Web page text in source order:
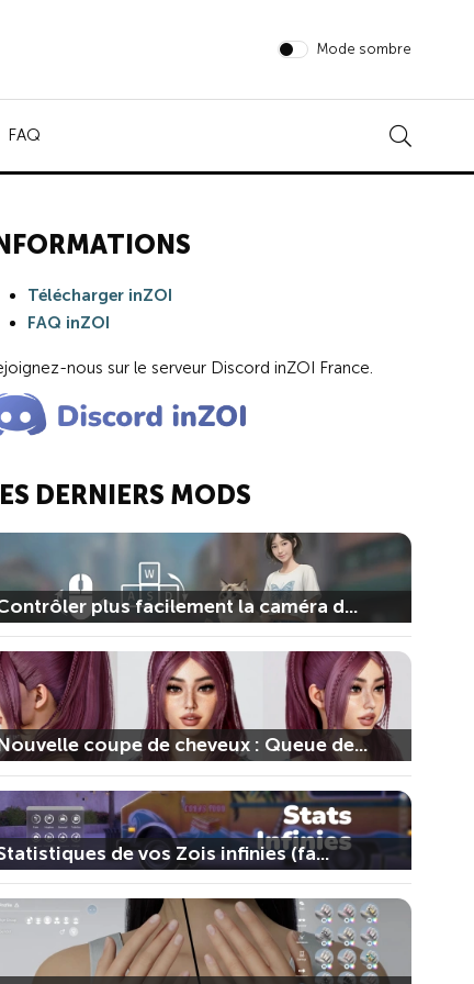
Mode sombre
FAQ
Télécharger inZOI
FAQ inZOI
nous sur le serveur Discord inZOI France.
DERNIERS MODS
plus facilement la caméra d...
coupe de cheveux : Queue de...
de vos Zois infinies (fa...